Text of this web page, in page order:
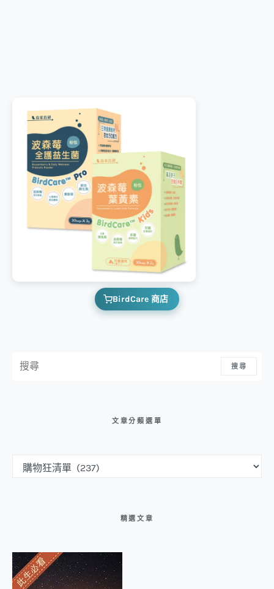
BirdCare 商店
搜尋
文章分類選單
精選文章